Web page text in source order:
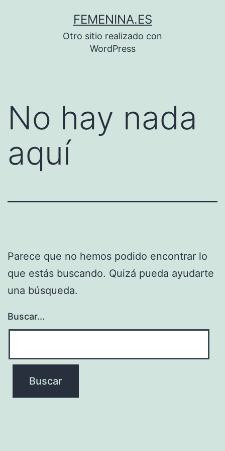
FEMENINA.ES
Otro sitio realizado con
WordPress
No hay nada
aquí
Parece que no hemos podido encontrar lo
que estás buscando. Quizá pueda ayudarte
una búsqueda.
Buscar...